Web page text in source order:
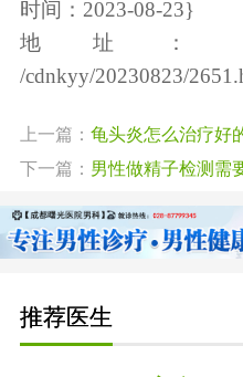
时间：2023-08-23}
地址：
/cdnkyy/20230823/
上一篇： 龟头炎怎么治疗好
下一篇： 男性做精子检测需
推荐医生